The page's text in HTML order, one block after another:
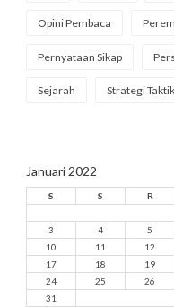
Opini Pembaca
Pernyataan Sikap
Sejarah Strategi Taktik
Januari 2022
S S R
3
4 5
10
11 12
17
18 19
24
25 26
31